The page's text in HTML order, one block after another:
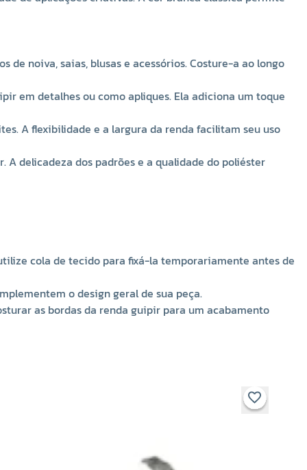
costurar a renda ao tecido base ou, se preferir um
Detalhamento : Experimente diferentes layouts e
detalhes únicos que complementem o design geral de
Acabamento: Certifique-se de que todas as
optar por dobrar e costurar as bordas da renda guipir
para um acabamento limpo e profissional.
noiva, saias, blusas e acessórios. Costure-a ao longo
em detalhes ou como apliques. Ela adiciona um toque
A flexibilidade e a largura da renda facilitam seu uso
A delicadeza dos padrões e a qualidade do poliéster
cola de tecido para fixá-la temporariamente antes de
o design geral de sua peça.
as bordas da renda guipir para um acabamento